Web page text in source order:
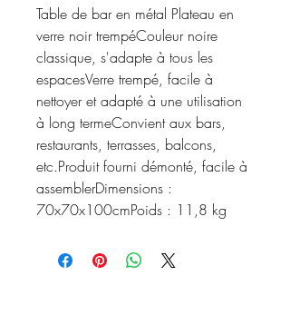
Table de bar en métal Plateau en
verre noir trempéCouleur noire
classique, s'adapte à tous les
espacesVerre trempé, facile à
nettoyer et adapté à une utilisation
à long termeConvient aux bars,
restaurants, terrasses, balcons,
etc.Produit fourni démonté, facile à
assemblerDimensions :
70x70x100cmPoids : 11,8 kg